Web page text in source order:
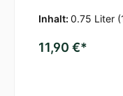
und
Farbe mit
intensive,
Inhalt: 0.75 Liter
11,90 €*